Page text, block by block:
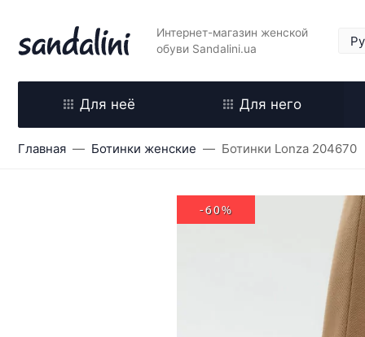
Интернет-магазин женской
обуви Sandalini.ua
Для неё Для него
Главная Ботинки женские Ботинки Lonza 204670
-60%